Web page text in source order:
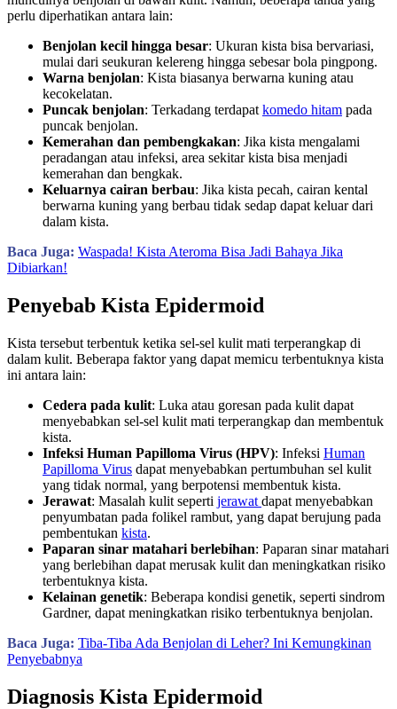
perlu diperhatikan antara lain:
Benjolan kecil hingga besar: Ukuran kista bisa bervariasi,
mulai dari seukuran kelereng hingga sebesar bola pingpong.
Warna benjolan: Kista biasanya berwarna kuning atau
kecokelatan.
Puncak benjolan: Terkadang terdapat komedo hitam pada
puncak benjolan.
Kemerahan dan pembengkakan: Jika kista mengalami
peradangan atau infeksi, area sekitar kista bisa menjadi
kemerahan dan bengkak.
Keluarnya cairan berbau: Jika kista pecah, cairan kental
berwarna kuning yang berbau tidak sedap dapat keluar dari
dalam kista.
Baca Juga: Waspada! Kista Ateroma Bisa Jadi Bahaya Jika
Dibiarkan!
Penyebab Kista Epidermoid
Kista tersebut terbentuk ketika sel-sel kulit mati terperangkap di
dalam kulit. Beberapa faktor yang dapat memicu terbentuknya kista
ini antara lain:
Cedera pada kulit: Luka atau goresan pada kulit dapat
menyebabkan sel-sel kulit mati terperangkap dan membentuk
kista.
Infeksi Human Papilloma Virus (HPV): Infeksi Human
Papilloma Virus dapat menyebabkan pertumbuhan sel kulit
yang tidak normal, yang berpotensi membentuk kista.
Jerawat: Masalah kulit seperti jerawat dapat menyebabkan
penyumbatan pada folikel rambut, yang dapat berujung pada
pembentukan kista.
Paparan sinar matahari berlebihan: Paparan sinar matahari
yang berlebihan dapat merusak kulit dan meningkatkan risiko
terbentuknya kista.
Kelainan genetik: Beberapa kondisi genetik, seperti sindrom
Gardner, dapat meningkatkan risiko terbentuknya benjolan.
Baca Juga: Tiba-Tiba Ada Benjolan di Leher? Ini Kemungkinan
Penyebabnya
Diagnosis Kista Epidermoid